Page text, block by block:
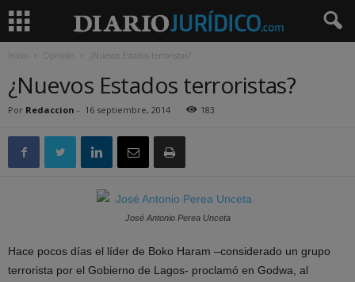
Inicio Opinión ¿Nuevos Estados terroristas?
¿Nuevos Estados terroristas?
Por Redaccion - 16 septiembre, 2014 183
José Antonio Perea Unceta
Hace pocos días el líder de Boko Haram –considerado un grupo
terrorista por el Gobierno de Lagos- proclamó en Godwa, al